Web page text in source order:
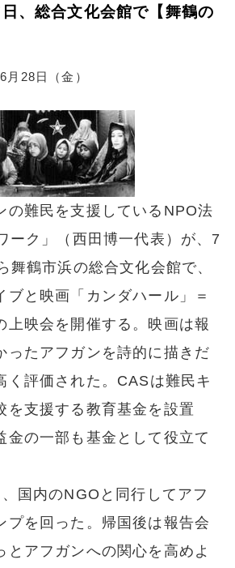
日、総合文化会館で【舞鶴の
28日（金）
難民を支援しているNPO法
ーク」（西田博一代表）が、7
舞鶴市浜の総合文化会館で、
ブと映画「カンダハール」＝
上映会を開催する。映画は報
ったアフガンを詩的に描きだ
く評価された。CASは難民キ
を支援する教育基金を設置
金の一部も基金として役立て
国内のNGOと同行してアフ
プを回った。帰国後は報告会
とアフガンへの関心を高めよ